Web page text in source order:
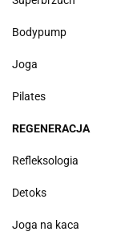
Bodypump
Joga
Pilates
REGENERACJA
Refleksologia
Detoks
Joga na kaca